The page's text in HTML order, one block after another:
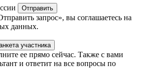
Отправить
запрос», вы соглашаетесь на
данных.
участника
ее прямо сейчас. Также с вами
и ответит на все вопросы по